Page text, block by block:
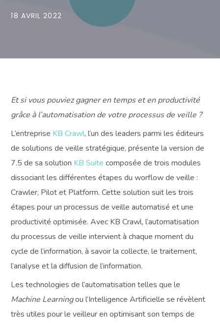
18 AVRIL 2022
Et si vous pouviez gagner en temps et en productivité
grâce à l’automatisation de votre processus de veille ?
L’entreprise KB Crawl, l’un des leaders parmi les éditeurs
de solutions de veille stratégique, présente la version de
7.5 de sa solution KB Suite composée de trois modules
dissociant les différentes étapes du worflow de veille :
Crawler, Pilot et Platform. Cette solution suit les trois
étapes pour un processus de veille automatisé et une
productivité optimisée. Avec KB Crawl, l’automatisation
du processus de veille intervient à chaque moment du
cycle de l’information, à savoir la collecte, le traitement,
l’analyse et la diffusion de l’information.
Les technologies de l’automatisation telles que le
Machine Learningou l’Intelligence Artificielle se révèlent
très utiles pour le veilleur en optimisant son temps de